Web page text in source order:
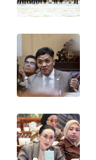
LISTRIK
MASYARAKAT
KELISTRIKAN
WALINKI
ID